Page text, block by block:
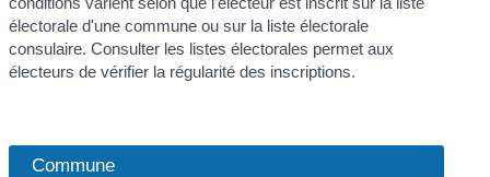
électorale d'une commune ou sur la liste électorale
consulaire. Consulter les listes électorales permet aux
électeurs de vérifier la régularité des inscriptions.
Commune